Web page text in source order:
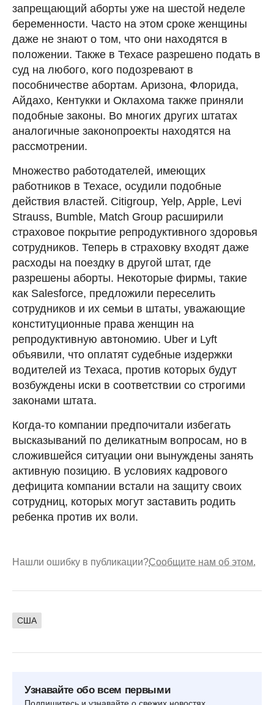
запрещающий аборты уже на шестой неделе
беременности. Часто на этом сроке женщины
даже не знают о том, что они находятся в
положении. Также в Техасе разрешено подать в
суд на любого, кого подозревают в
пособничестве абортам. Аризона, Флорида,
Айдахо, Кентукки и Оклахома также приняли
подобные законы. Во многих других штатах
аналогичные законопроекты находятся на
рассмотрении.
Множество работодателей, имеющих
работников в Техасе, осудили подобные
действия властей. Citigroup, Yelp, Apple, Levi
Strauss, Bumble, Match Group расширили
страховое покрытие репродуктивного здоровья
сотрудников. Теперь в страховку входят даже
расходы на поездку в другой штат, где
разрешены аборты. Некоторые фирмы, такие
как Salesforce, предложили переселить
сотрудников и их семьи в штаты, уважающие
конституционные права женщин на
репродуктивную автономию. Uber и Lyft
объявили, что оплатят судебные издержки
водителей из Техаса, против которых будут
возбуждены иски в соответствии со строгими
законами штата.
Когда-то компании предпочитали избегать
высказываний по деликатным вопросам, но в
сложившейся ситуации они вынуждены занять
активную позицию. В условиях кадрового
дефицита компании встали на защиту своих
сотрудниц, которых могут заставить родить
ребенка против их воли.
Нашли ошибку в публикации?Сообщите нам об этом.
США
Узнавайте обо всем первыми
Подпишитесь и узнавайте о свежих новостях